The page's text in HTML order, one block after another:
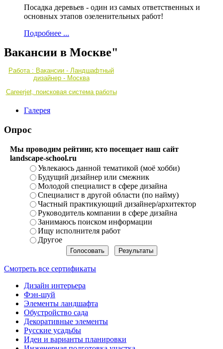
Посадка деревьев - один из самых ответственных и
основных этапов озеленительных работ!
Подробнее ...
Вакансии в Москве"
Работа : Вакансии - Ландшафтный
дизайнер - Москва
Careerjet, поисковая система работы
Галерея
Опрос
Мы проводим рейтинг, кто посещает наш сайт
landscape-school.ru
Увлекаюсь данной тематикой (моё хобби)
Будущий дизайнер или смежник
Молодой специалист в сфере дизайна
Специалист в другой области (по найму)
Частный практикующий дизайнер/архитектор
Руководитель компании в сфере дизайна
Занимаюсь поиском информации
Ищу исполнителя работ
Другое
Смотреть все сертификаты
Дизайн интерьера
Фэн-шуй
Элементы ландшафта
Обустройство сада
Декоративные элементы
Русские усадьбы
Идеи и варианты планировки